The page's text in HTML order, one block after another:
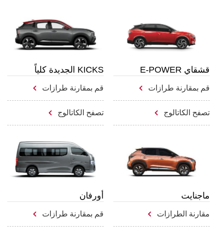
قشقاي E-POWER
قم بمقارنة طرازات
تصفح الكاتالوج
KICKS الجديدة كلياً
قم بمقارنة طرازات
تصفح الكاتالوج
ماجنايت
مقارنة الطرازات
أورفان
قم بمقارنة طرازات